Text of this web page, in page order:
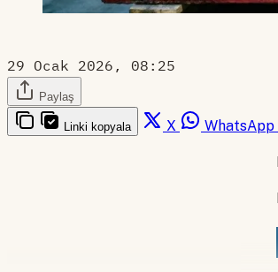
29 Ocak 2026, 08:25
Paylaş
Linki kopyala X WhatsApp